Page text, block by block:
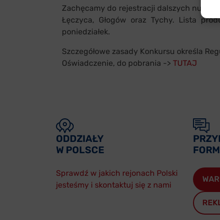
Zachęcamy do rejestracji dalszych
Łęczyca, Głogów oraz Tychy. Lista
poniedziałek.
Szczegółowe zasady Konkursu określa
Oświadczenie, do pobrania -> TUTAJ
ODDZIAŁY
W POLSCE
Sprawdź w jakich rejonach Polski
jesteśmy i skontaktuj się z nami